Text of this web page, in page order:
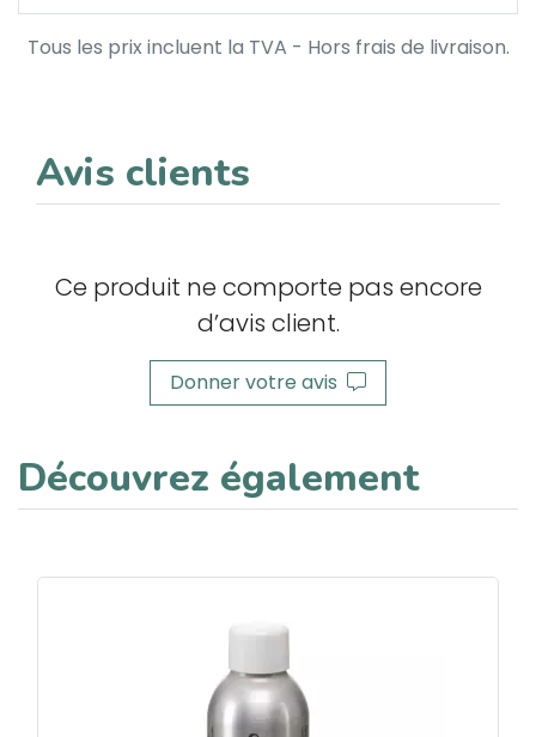
Tous les prix incluent la TVA - Hors frais de livraison.
Avis clients
Ce produit ne comporte pas encore
d’avis client.
Donner votre avis
Découvrez également